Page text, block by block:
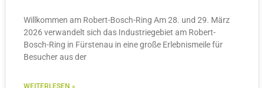
Willkommen am Robert-Bosch-Ring Am 28. und 29. März
2026 verwandelt sich das Industriegebiet am Robert-
Bosch-Ring in Fürstenau in eine große Erlebnismeile für
Besucher aus der
WEITERLESEN »